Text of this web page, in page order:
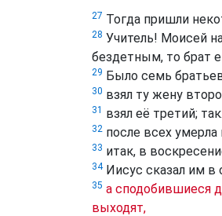
27 Тогда пришли
28 Учитель! Моисей
бездетным, то брат
29 Было семь
30 взял ту жену
31 взял её третий;
32 после всех умерла
33 итак, в
34Иисус сказал им в
35 а сподобившиеся
выходят,